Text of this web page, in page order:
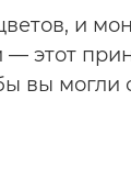
и
— этот
вы могли